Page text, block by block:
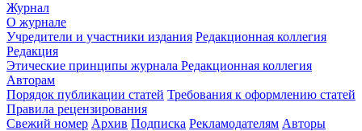
Журнал
О журнале
Учредители и участники издания Редакционная коллегия
Редакция
Этические принципы журнала Редакционная коллегия
Авторам
Порядок публикации статей Требования к оформлению статей
Правила рецензирования
Свежий номер Архив Подписка Рекламодателям Авторы